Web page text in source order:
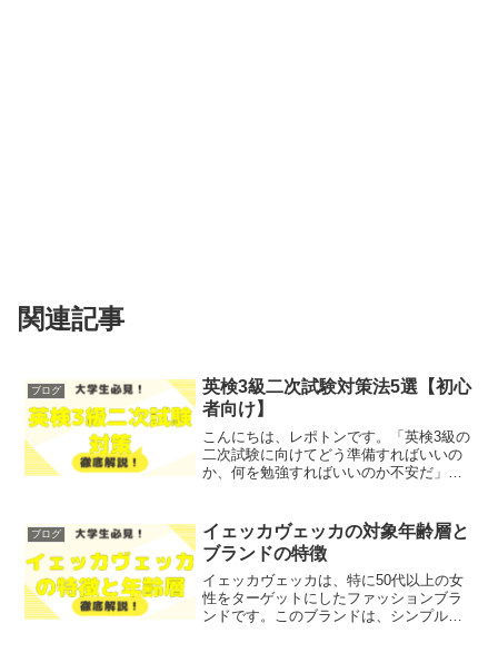
関連記事
ブログ
英検3級二次試験対策法5選【初心
者向け】
こんにちは、レポトンです。「英検3級の
二次試験に向けてどう準備すればいいの
か、何を勉強すればいいのか不安だ」と
手をつければよいか分からず戸惑ってし
まうこともあるでしょう...
ブログ
イェッカヴェッカの対象年齢層と
ブランドの特徴
イェッカヴェッカは、特に50代以上の女
性をターゲットにしたファッションブラ
ンドです。このブランドは、シンプルで